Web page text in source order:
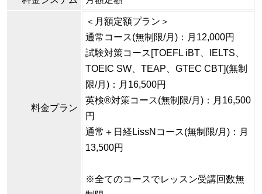
料金プラン
＜月額定額プラン＞
通常コース(無制限/月)：月12,000円
試験対策コース[TOEFL iBT、IELTS、
TOEIC SW、TEAP、GTEC CBT](無制
限/月)：月16,500円
英検®対策コース(無制限/月)：月16,500
円
通常＋日経LissNコース(無制限/月)：月
13,500円
※全てのコースでレッスン受講回数無